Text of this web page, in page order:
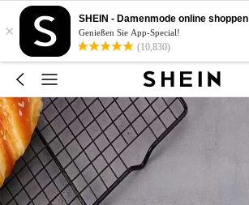
×
SHEIN - Damenmode online shoppen
Genießen Sie App-Special!
(10,830)